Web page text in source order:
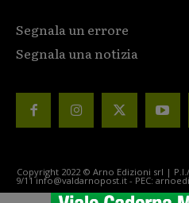
Segnala un errore
Segnala una notizia
Copyright 2022 © Arno Edizioni srl | P.I./
9/11 info@valdarnopost.it - PEC: